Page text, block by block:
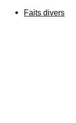
Faits divers